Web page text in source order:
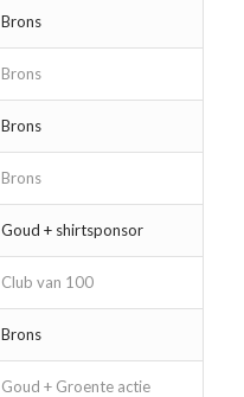
Brons
Brons
Brons
Brons
Goud + shirtsponsor
Club van 100
Brons
Goud + Groente actie